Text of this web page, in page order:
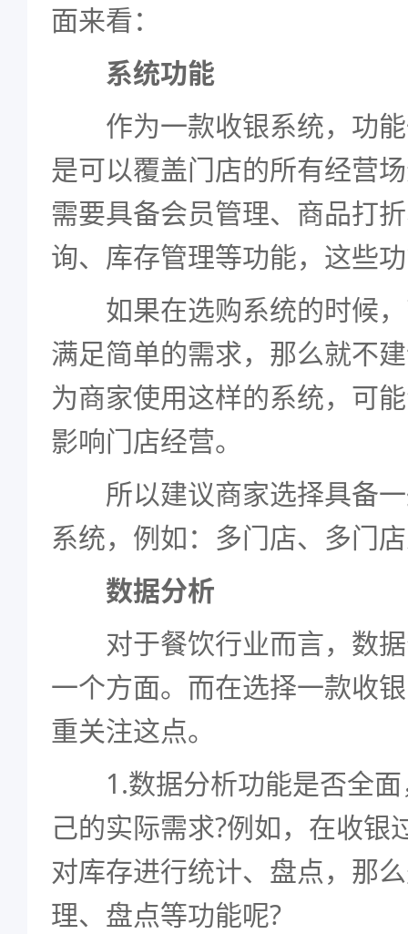
面来看：
系统功能
作为一款收银系统，功能
是可以覆盖门店的所有经营
需要具备会员管理、商品打
询、库存管理等功能，这些
如果在选购系统的时候，
满足简单的需求，那么就不
为商家使用这样的系统，可
影响门店经营。
所以建议商家选择具备一
系统，例如：多门店、多门
数据分析
对于餐饮行业而言，数据
一个方面。而在选择一款收
重关注这点。
1.数据分析功能是否全面
己的实际需求?例如，在收银
对库存进行统计、盘点，那
理、盘点等功能呢?